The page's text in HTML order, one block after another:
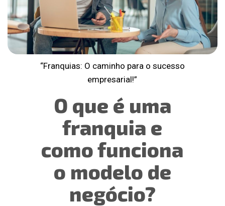
“Franquias: O caminho para o sucesso
empresarial!”
O que é uma
franquia e
como funciona
o modelo de
negócio?